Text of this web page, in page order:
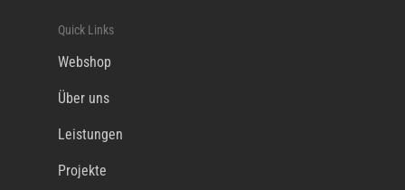
Quick Links
Webshop
Über uns
Leistungen
Projekte